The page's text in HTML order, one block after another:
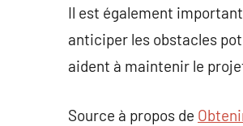
Il est également
anticiper les obstacles
aident à maintenir le
Source à propos de